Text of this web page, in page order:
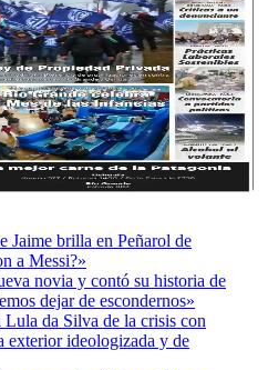
Jaime brilla en Peñarol de
a Messi?»
novia y contó su historia de
dejar de escondernos»
da Silva de la crisis con
exterior ideologizada y de